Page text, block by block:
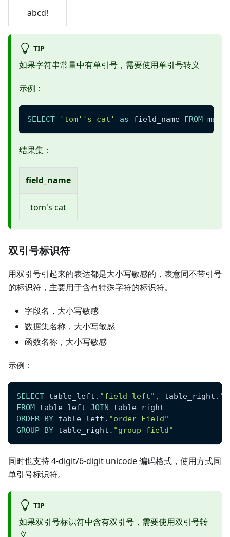
abcd!
TIP
如果字符串常量中有单引号，需要使用单引号转义
示例：
SELECT 'tom''s cat' as field_name FROM main
结果集：
field_name
tom's cat
双引号标识符
用双引号引起来的表达都是大小写敏感的，表意同不带引号
的标识符，主要用于含有特殊字符的标识符。
字段名，大小写敏感
数据集名称，大小写敏感
函数名称，大小写敏感
示例：
SELECT table_left . "field left" , table_right .
FROM table_left JOIN table_right
ORDER BY table_left . "order Field"
GROUP BY table_right . "group field"
同时也支持 4-digit/6-digit unicode 编码格式，使用方式同
单引号标识符。
TIP
如果双引号标识符中含有双引号，需要使用双引号转